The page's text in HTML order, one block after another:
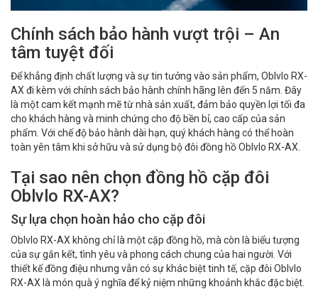
Chính sách bảo hành vượt trội – An
tâm tuyệt đối
Để khẳng định chất lượng và sự tin tưởng vào sản phẩm, Oblvlo RX-
AX đi kèm với chính sách bảo hành chính hãng lên đến 5 năm. Đây
là một cam kết mạnh mẽ từ nhà sản xuất, đảm bảo quyền lợi tối đa
cho khách hàng và minh chứng cho độ bền bỉ, cao cấp của sản
phẩm. Với chế độ bảo hành dài hạn, quý khách hàng có thể hoàn
toàn yên tâm khi sở hữu và sử dụng bộ đôi đồng hồ Oblvlo RX-AX.
Tại sao nên chọn đồng hồ cặp đôi
Oblvlo RX-AX?
Sự lựa chọn hoàn hảo cho cặp đôi
Oblvlo RX-AX không chỉ là một cặp đồng hồ, mà còn là biểu tượng
của sự gắn kết, tình yêu và phong cách chung của hai người. Với
thiết kế đồng điệu nhưng vẫn có sự khác biệt tinh tế, cặp đôi Oblvlo
RX-AX là món quà ý nghĩa để kỷ niệm những khoảnh khắc đặc biệt.